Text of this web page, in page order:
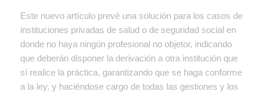
Este nuevo artículo prevé una solución para los casos de
instituciones privadas de salud o de seguridad social en
donde no haya ningún profesional no objetor, indicando
que deberán disponer la derivación a otra institución que
sí realice la práctica, garantizando que se haga conforme
a la ley, y haciéndose cargo de todas las gestiones y los